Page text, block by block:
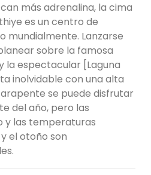
más adrenalina, la cima
es un centro de
mundialmente. Lanzarse
sobre la famosa
la espectacular [Laguna
inolvidable con una alta
se puede disfrutar
del año, pero las
y las temperaturas
el otoño son